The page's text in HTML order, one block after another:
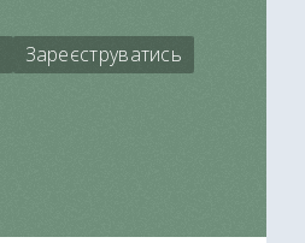
Зареєструватись